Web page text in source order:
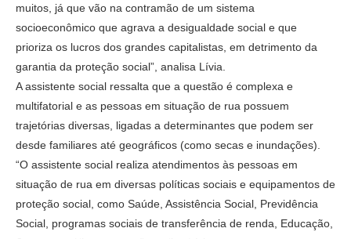
muitos, já que vão na contramão de um sistema
socioeconômico que agrava a desigualdade social e que
prioriza os lucros dos grandes capitalistas, em detrimento da
garantia da proteção social”, analisa Lívia.
A assistente social ressalta que a questão é complexa e
multifatorial e as pessoas em situação de rua possuem
trajetórias diversas, ligadas a determinantes que podem ser
desde familiares até geográficos (como secas e inundações).
“O assistente social realiza atendimentos às pessoas em
situação de rua em diversas políticas sociais e equipamentos de
proteção social, como Saúde, Assistência Social, Previdência
Social, programas sociais de transferência de renda, Educação,